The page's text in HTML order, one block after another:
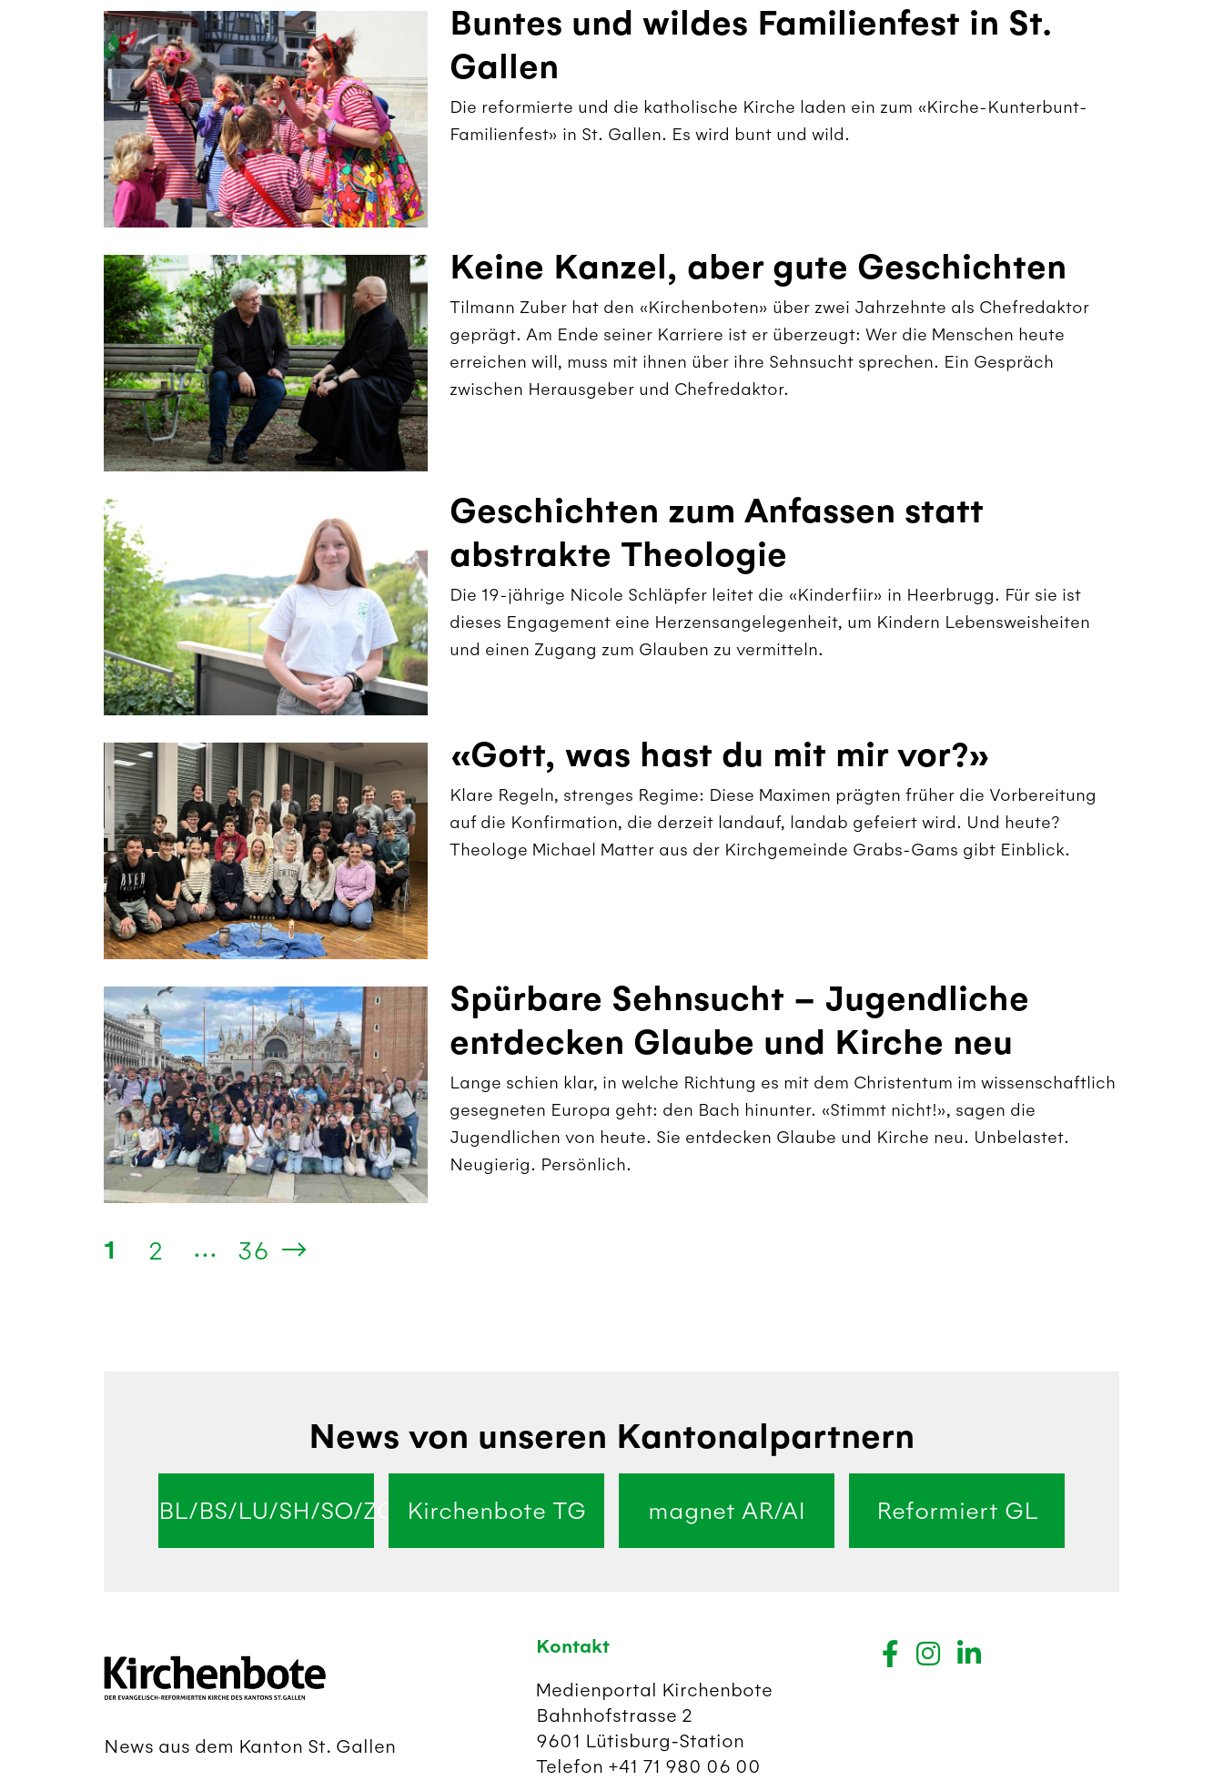
Buntes und wildes Familienfest in St.
Gallen
Die reformierte und die katholische Kirche laden ein zum «Kirche-Kunterbunt-
Familienfest» in St. Gallen. Es wird bunt und wild.
Keine Kanzel, aber gute Geschichten
Tilmann Zuber hat den «Kirchenboten» über zwei Jahrzehnte als Chefredaktor
geprägt. Am Ende seiner Karriere ist er überzeugt: Wer die Menschen heute
erreichen will, muss mit ihnen über ihre Sehnsucht sprechen. Ein Gespräch
zwischen Herausgeber und Chefredaktor.
Geschichten zum Anfassen statt
abstrakte Theologie
Die 19-jährige Nicole Schläpfer leitet die «Kinderfiir» in Heerbrugg. Für sie ist
dieses Engagement eine Herzensangelegenheit, um Kindern Lebensweisheiten
und einen Zugang zum Glauben zu vermitteln.
«Gott, was hast du mit mir vor?»
Klare Regeln, strenges Regime: Diese Maximen prägten früher die Vorbereitung
auf die Konfirmation, die derzeit landauf, landab gefeiert wird. Und heute?
Theologe Michael Matter aus der Kirchgemeinde Grabs-Gams gibt Einblick.
Spürbare Sehnsucht – Jugendliche
entdecken Glaube und Kirche neu
Lange schien klar, in welche Richtung es mit dem Christentum im wissenschaftlich
gesegneten Europa geht: den Bach hinunter. «Stimmt nicht!», sagen die
Jugendlichen von heute. Sie entdecken Glaube und Kirche neu. Unbelastet.
Neugierig. Persönlich.
1 2 ... 36
News von unseren Kantonalpartnern
BL/BS/LU/SH/SO/ZG Kirchenbote TG magnet AR/AI Reformiert GL
News aus dem Kanton St. Gallen
Kontakt
Medienportal Kirchenbote
Bahnhofstrasse 2
9601 Lütisburg-Station
Telefon +41 71 980 06 00